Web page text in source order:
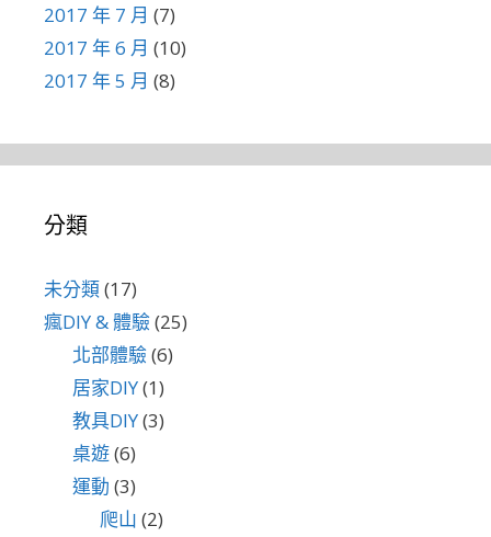
2017 年 7 月 (7)
2017 年 6 月 (10)
2017 年 5 月 (8)
分類
未分類(17)
瘋DIY & 體驗(25)
北部體驗(6)
居家DIY(1)
教具DIY(3)
桌遊(6)
運動 (3)
爬山 (2)